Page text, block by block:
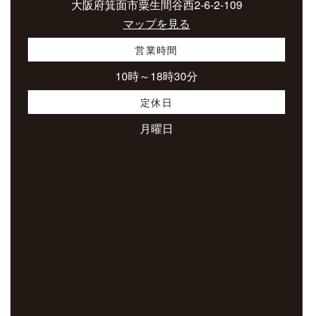
大阪府箕面市粟生間谷西2-6-2-109
マップを見る
営業時間
10時～18時30分
定休日
月曜日